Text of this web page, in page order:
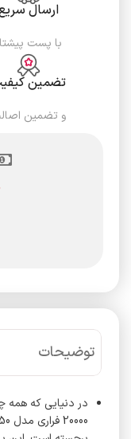
ارسال
با پست
تضمین
و تضمین
توضیحات
در دنیایی که همه